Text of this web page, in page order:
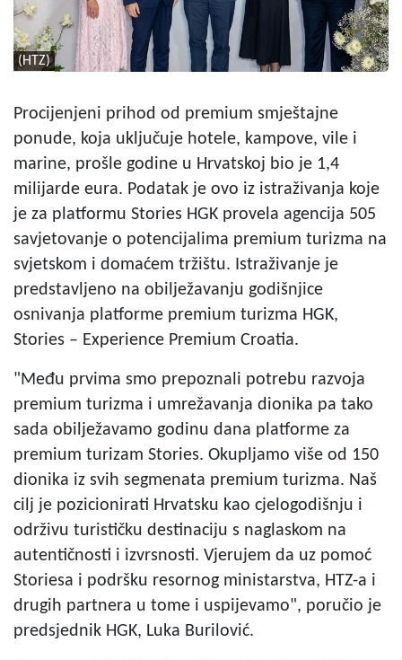
(HTZ)
Procijenjeni prihod od premium smještajne
ponude, koja uključuje hotele, kampove, vile i
marine, prošle godine u Hrvatskoj bio je 1,4
milijarde eura. Podatak je ovo iz istraživanja koje
je za platformu Stories HGK provela agencija 505
savjetovanje o potencijalima premium turizma na
svjetskom i domaćem tržištu. Istraživanje je
predstavljeno na obilježavanju godišnjice
osnivanja platforme premium turizma HGK,
Stories – Experience Premium Croatia.
"Među prvima smo prepoznali potrebu razvoja
premium turizma i umrežavanja dionika pa tako
sada obilježavamo godinu dana platforme za
premium turizam Stories. Okupljamo više od 150
dionika iz svih segmenata premium turizma. Naš
cilj je pozicionirati Hrvatsku kao cjelogodišnju i
održivu turističku destinaciju s naglaskom na
autentičnosti i izvrsnosti. Vjerujem da uz pomoć
Storiesa i podršku resornog ministarstva, HTZ-a i
drugih partnera u tome i uspijevamo", poručio je
predsjednik HGK, Luka Burilović.